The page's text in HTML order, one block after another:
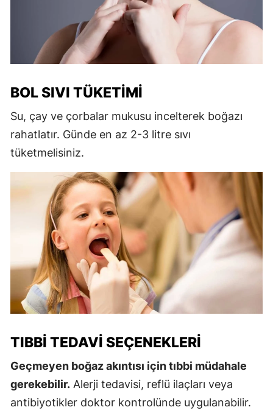
BOL SIVI TÜKETIMI
Su, çay ve çorbalar mukusu incelterek boğazı
rahatlatır. Günde en az 2-3 litre sıvı
tüketmelisiniz.
TIBBI TEDAVI SEÇENEKLERI
Geçmeyen boğaz akıntısı için tıbbi müdahale
gerekebilir. Alerji tedavisi, reflü ilaçları veya
antibiyotikler doktor kontrolünde uygulanabilir.